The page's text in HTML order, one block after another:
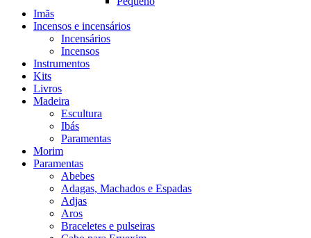
Imãs
Incensos e incensários
Incensários
Incensos
Instrumentos
Kits
Livros
Madeira
Escultura
Ibás
Paramentas
Morim
Paramentas
Abebes
Adagas, Machados e Espadas
Adjas
Aros
Braceletes e pulseiras